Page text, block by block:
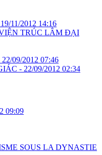
19/11/2012 14:16
TRÚC LÂM ĐẠI
22/09/2012 07:46
- 22/09/2012 02:34
09:09
SOUS LA DYNASTIE